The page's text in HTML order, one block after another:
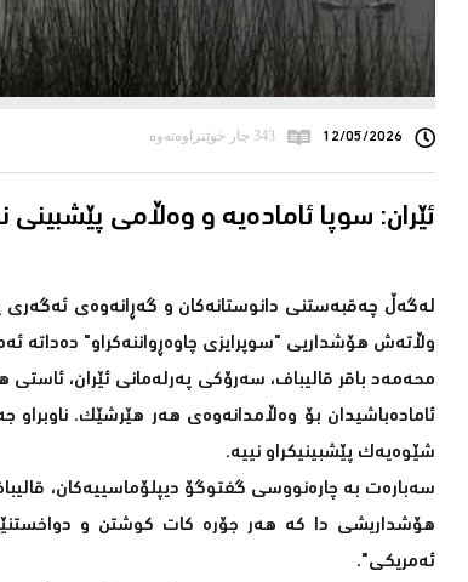
12/05/2026 343 جار خوێنراوەتەوە
ئێران: سوپا ئامادەیە و وەڵامی پێشبینی
لەگەڵ چەقبەستنی دانوستانەکان و گەڕانەوەی ئەگەری
وڵاتەش هۆشداریی "سوپرایزی چاوەڕواننەکراو" دەداتە
محەمەد باقر قالیباف، سەرۆکی پەرلەمانی ئێران، ئاستی
ئامادەباشیدان بۆ وەڵامدانەوەی هەر هێرشێک.
شێوەیەک پێشبینیکراو نییە.
هۆشداریشی دا کە هەر جۆرە کات کوشتن و
ئەمریکی".